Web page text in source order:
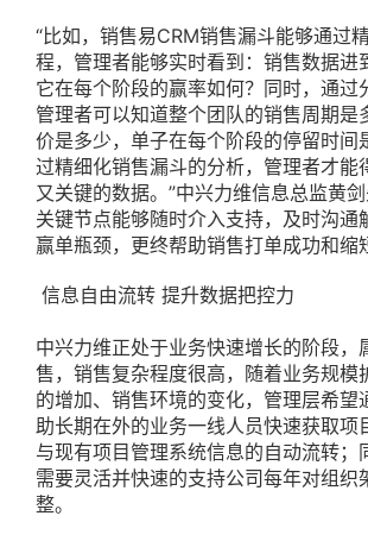
“比如，销售易CRM销售漏斗能够通过
程，管理者能够实时看到：销售数据进
它在每个阶段的赢率如何？同时，通过
管理者可以知道整个团队的销售周期是
价是多少，单子在每个阶段的停留时间
过精细化销售漏斗的分析，管理者才能
又关键的数据。”中兴力维信息总监黄
关键节点能够随时介入支持，及时沟通
赢单瓶颈，更终帮助销售打单成功和缩
信息自由流转 提升数据把控力
中兴力维正处于业务快速增长的阶段，
售，销售复杂程度很高，随着业务规模
的增加、销售环境的变化，管理层希望
助长期在外的业务一线人员快速获取项
与现有项目管理系统信息的自动流转；
需要灵活并快速的支持公司每年对组织
整。